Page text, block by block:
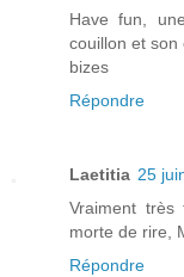
Have fun,
couillon et son
bizes
Répondre
Laetitia 25
Vraiment
morte de rire,
Répondre